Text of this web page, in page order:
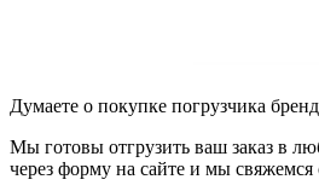
Думаете о покупке погрузчика
Мы готовы отгрузить ваш заказ в
через форму на сайте и мы